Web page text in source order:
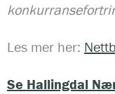
Les mer her:
Se Hallingdal